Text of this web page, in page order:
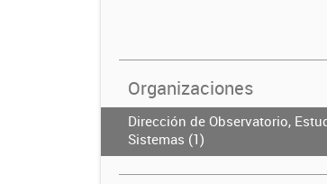
Organizaciones
Dirección de Observatorio,
Sistemas (1)